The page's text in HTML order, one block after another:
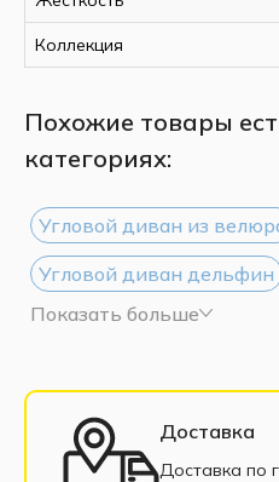
Коллекция
Похожие товары
категориях:
Угловой диван из
Угловой диван дельфин
Угловой диван из
Большие угловые диваны
Маленькие угловые
Показать больше
Доставка
Доставка по